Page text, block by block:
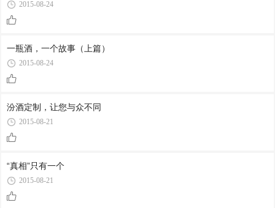
2015-08-24
一瓶酒，一个故事（上篇）
2015-08-24
汾酒定制，让您与众不同
2015-08-21
“真相”只有一个
2015-08-21